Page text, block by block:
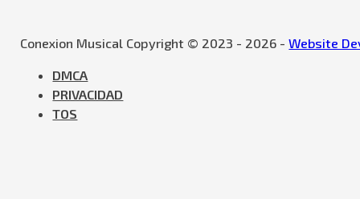
Conexion Musical Copyright © 2023 - 2026 -Website
DMCA
PRIVACIDAD
TOS